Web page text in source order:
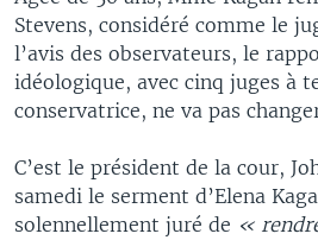
Stevens, considéré comme le
l’avis des observateurs, le
idéologique, avec cinq juges à
conservatrice, ne va pas
C’est le président de la cour,
samedi le serment d’Elena
solennellement juré de «